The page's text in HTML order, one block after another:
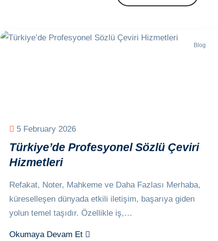
Blog
5 February 2026
Türkiye’de Profesyonel Sözlü Çeviri
Hizmetleri
Refakat, Noter, Mahkeme ve Daha Fazlası Merhaba,
küreselleşen dünyada etkili iletişim, başarıya giden
yolun temel taşıdır. Özellikle iş,…
Okumaya Devam Et